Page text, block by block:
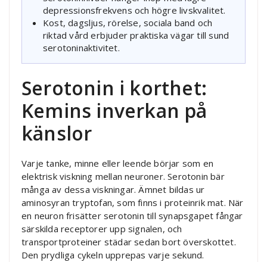
depressionsfrekvens och högre livskvalitet.
Kost, dagsljus, rörelse, sociala band och
riktad vård erbjuder praktiska vägar till sund
serotoninaktivitet.
Serotonin i korthet:
Kemins inverkan på
känslor
Varje tanke, minne eller leende börjar som en
elektrisk viskning mellan neuroner. Serotonin bär
många av dessa viskningar. Ämnet bildas ur
aminosyran tryptofan, som finns i proteinrik mat. När
en neuron frisätter serotonin till synapsgapet fångar
särskilda receptorer upp signalen, och
transportproteiner städar sedan bort överskottet.
Den prydliga cykeln upprepas varje sekund.